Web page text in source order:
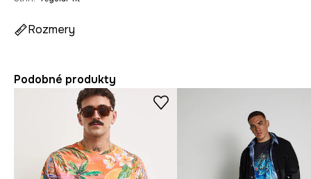
Rozmery
Podobné produkty